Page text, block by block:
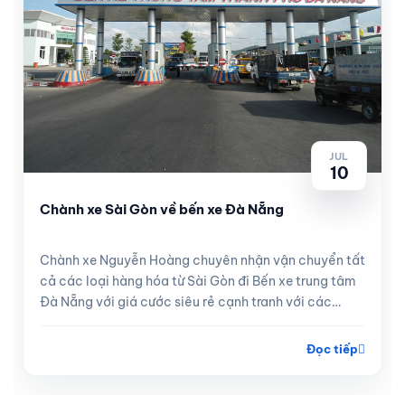
JUL
10
Chành xe Sài Gòn về bến xe Đà Nẵng
Chành xe Nguyễn Hoàng chuyên nhận vận chuyển tất
cả các loại hàng hóa từ Sài Gòn đi Bến xe trung tâm
Đà Nẵng với giá cước siêu rẻ cạnh tranh với các
Đọc tiếp